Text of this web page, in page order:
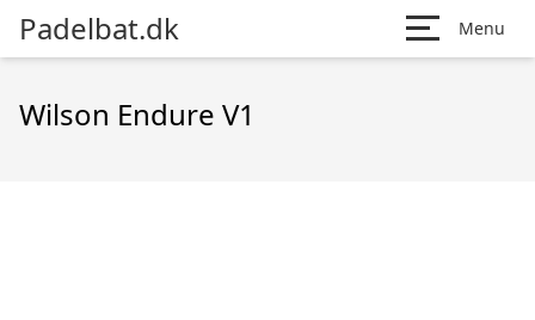
Padelbat.dk Menu
Wilson Endure V1